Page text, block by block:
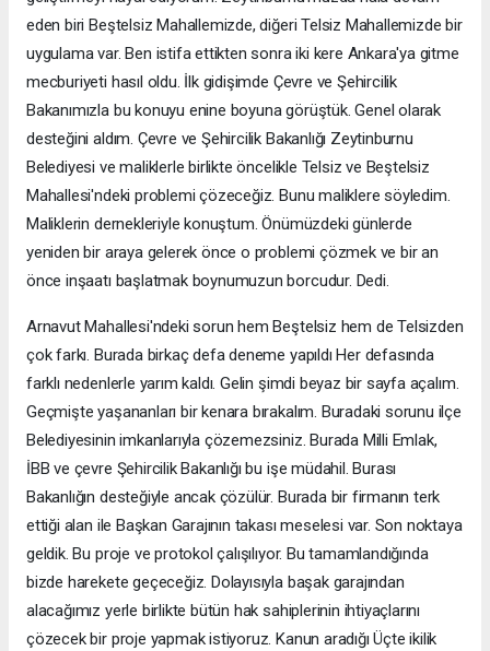
eden biri Beştelsiz Mahallemizde, diğeri Telsiz Mahallemizde bir
uygulama var. Ben istifa ettikten sonra iki kere Ankara'ya gitme
mecburiyeti hasıl oldu. İlk gidişimde Çevre ve Şehircilik
Bakanımızla bu konuyu enine boyuna görüştük. Genel olarak
desteğini aldım. Çevre ve Şehircilik Bakanlığı Zeytinburnu
Belediyesi ve maliklerle birlikte öncelikle Telsiz ve Beştelsiz
Mahallesi'ndeki problemi çözeceğiz. Bunu maliklere söyledim.
Maliklerin dernekleriyle konuştum. Önümüzdeki günlerde
yeniden bir araya gelerek önce o problemi çözmek ve bir an
önce inşaatı başlatmak boynumuzun borcudur. Dedi.
Arnavut Mahallesi'ndeki sorun hem Beştelsiz hem de Telsizden
çok farkı. Burada birkaç defa deneme yapıldı Her defasında
farklı nedenlerle yarım kaldı. Gelin şimdi beyaz bir sayfa açalım.
Geçmişte yaşananları bir kenara bırakalım. Buradaki sorunu ilçe
Belediyesinin imkanlarıyla çözemezsiniz. Burada Milli Emlak,
İBB ve çevre Şehircilik Bakanlığı bu işe müdahil. Burası
Bakanlığın desteğiyle ancak çözülür. Burada bir firmanın terk
ettiği alan ile Başkan Garajının takası meselesi var. Son noktaya
geldik. Bu proje ve protokol çalışılıyor. Bu tamamlandığında
bizde harekete geçeceğiz. Dolayısıyla başak garajından
alacağımız yerle birlikte bütün hak sahiplerinin ihtiyaçlarını
çözecek bir proje yapmak istiyoruz. Kanun aradığı Üçte ikilik